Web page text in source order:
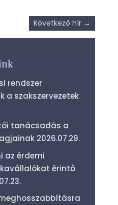
Következő hír →
rendszer
a szakszervezetek
tanácsadás a
2026.07.29.
az érdemi
érintő